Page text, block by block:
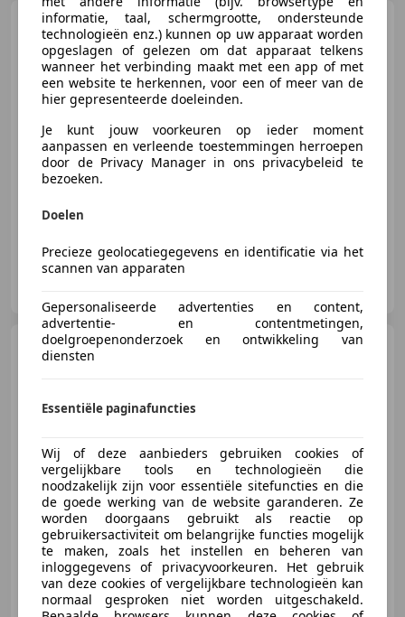
Subaru XV 2.0i Luxury AWD |
Stoelverwarming voor | Trekhaak
Automobielbedrijf van As B.V.
Tesla Model SPerformance
07/2019 83.906 km Elektrisch 607 kW (825 PK)
Automobielbedrijf van As B.V.
informatie, taal, schermgrootte, ondersteunde
technologieën enz.) kunnen op uw apparaat worden
opgeslagen of gelezen om dat apparaat telkens
wanneer het verbinding maakt met een app of met
een website te herkennen, voor een of meer van de
hier gepresenteerde doeleinden.
Je kunt jouw voorkeuren op ieder moment
aanpassen en verleende toestemmingen herroepen
door de Privacy Manager in ons privacybeleid te
bezoeken.
Doelen
Precieze geolocatiegegevens en identificatie via het
scannen van apparaten
Gepersonaliseerde advertenties en content,
advertentie- en contentmetingen,
doelgroepenonderzoek en ontwikkeling van
diensten
Essentiële paginafuncties
Wij of deze aanbieders gebruiken cookies of
vergelijkbare tools en technologieën die
noodzakelijk zijn voor essentiële sitefuncties en die
de goede werking van de website garanderen. Ze
worden doorgaans gebruikt als reactie op
gebruikersactiviteit om belangrijke functies mogelijk
te maken, zoals het instellen en beheren van
inloggegevens of privacyvoorkeuren. Het gebruik
van deze cookies of vergelijkbare technologieën kan
normaal gesproken niet worden uitgeschakeld.